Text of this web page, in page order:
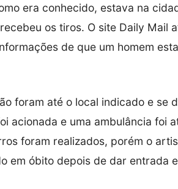
era conhecido, estava na
os tiros. O site Daily Mail
de que um homem
foram até o local indicado e se
acionada e uma ambulância foi
foram realizados, porém o
em óbito depois de dar entrada